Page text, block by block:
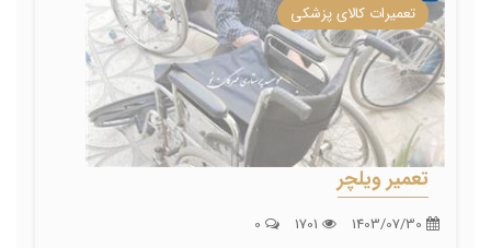
تعمیرات کالای پزشکی
تعمیر ویلچر